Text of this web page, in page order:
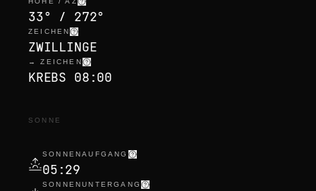
33° / 272°
ZEICHEN
ZWILLINGE
→ ZEICHEN
KREBS 08:00
SONNE
SONNENAUFGANG
05:29
SONNENUNTERGANG